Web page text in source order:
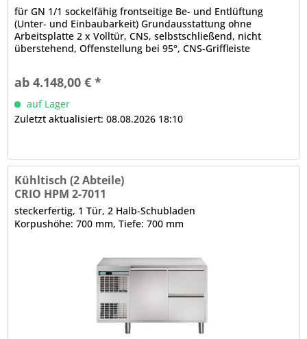
für GN 1/1 sockelfähig frontseitige Be- und Entlüftung
(Unter- und Einbaubarkeit) Grundausstattung ohne
Arbeitsplatte 2 x Volltür, CNS, selbstschließend, nicht
überstehend, Offenstellung bei 95°, CNS-Griffleiste
stufige Feuchtigkeitssteuerung, Turbo Cooling Zyklus,...
ab 4.148,00 € *
auf Lager
Zuletzt aktualisiert: 08.08.2026 18:10
Kühltisch (2 Abteile)
CRIO HPM 2-7011
steckerfertig, 1 Tür, 2 Halb-Schubladen
Korpushöhe: 700 mm, Tiefe: 700 mm